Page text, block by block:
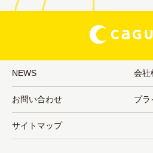
NEWS 会社
お問い合わせ プラ
サイトマップ